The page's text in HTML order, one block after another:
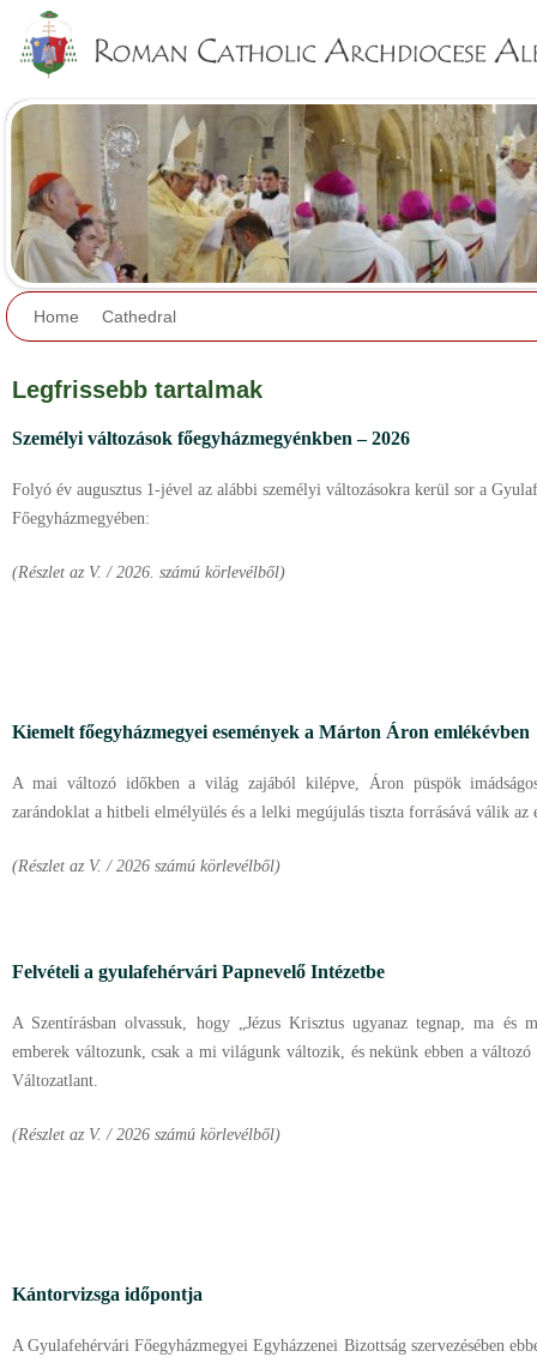
Home Cathedral
Legfrissebb tartalmak
Személyi változások főegyházmegyénkben – 2026
Folyó év augusztus 1-jével az alábbi személyi változásokra kerül sor a
Főegyházmegyében:
(Részlet az V. / 2026. számú körlevélből)
Kiemelt főegyházmegyei események a Márton Áron emlékévben
A mai változó időkben a világ zajából kilépve, Áron püspök
zarándoklat a hitbeli elmélyülés és a lelki megújulás tiszta forrásává válik az
(Részlet az V. / 2026 számú körlevélből)
Felvételi a gyulafehérvári Papnevelő Intézetbe
A Szentírásban olvassuk, hogy „Jézus Krisztus ugyanaz tegnap, ma és
emberek változunk, csak a mi világunk változik, és nekünk ebben a
Változatlant.
(Részlet az V. / 2026 számú körlevélből)
Kántorvizsga időpontja
A Gyulafehérvári Főegyházmegyei Egyházzenei Bizottság szervezésében